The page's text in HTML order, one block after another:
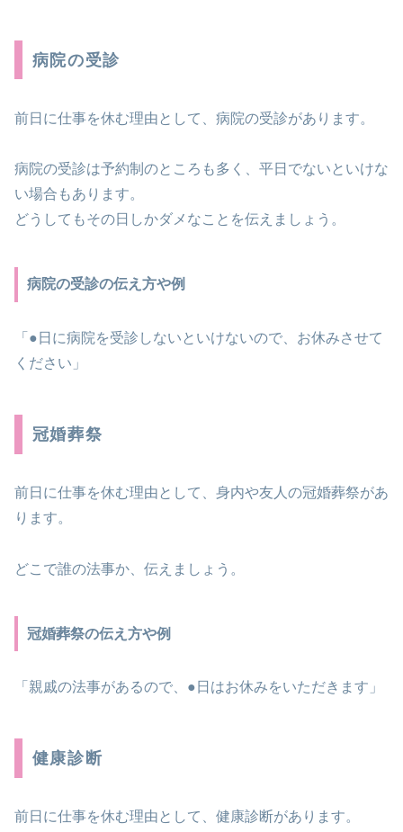
病院の受診
前日に仕事を休む理由として、病院の受診があります。
病院の受診は予約制のところも多く、平日でないといけな
い場合もあります。
どうしてもその日しかダメなことを伝えましょう。
病院の受診の伝え方や例
「●日に病院を受診しないといけないので、お休みさせて
ください」
冠婚葬祭
前日に仕事を休む理由として、身内や友人の冠婚葬祭があ
ります。
どこで誰の法事か、伝えましょう。
冠婚葬祭の伝え方や例
「親戚の法事があるので、●日はお休みをいただきます」
健康診断
前日に仕事を休む理由として、健康診断があります。